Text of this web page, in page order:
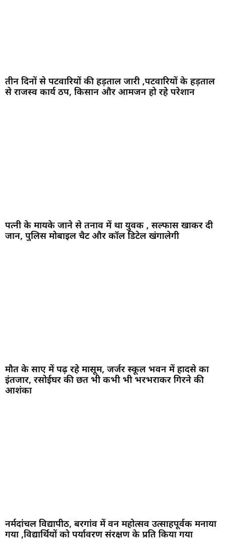
तीन दिनों से पटवारियों की हड़ताल जारी ,पटवारियों के हड़ताल
से राजस्व कार्य ठप, किसान और आमजन हो रहे परेशान
पत्नी के मायके जाने से तनाव में था युवक , सल्फास खाकर दी
जान, पुलिस मोबाइल चैट और कॉल डिटेल खंगालेगी
मौत के साए में पढ़ रहे मासूम, जर्जर स्कूल भवन में हादसे का
इंतजार, रसोईघर की छत भी कभी भी भरभराकर गिरने की
आशंका
नर्मदांचल विद्यापीठ, बरगांव में वन महोत्सव उत्साहपूर्वक मनाया
गया ,विद्यार्थियों को पर्यावरण संरक्षण के प्रति किया गया